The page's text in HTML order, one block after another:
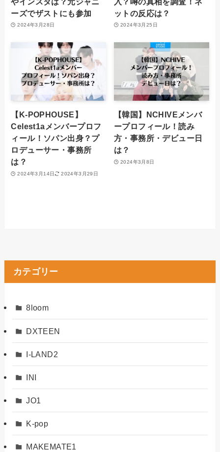
ーズでザストにも参加
2024年3月28日
ットの反応は？
2024年3月25日
【K-POPHOUSE】
Celest1aメンバープロフ
ィール！ソパン出身？プ
ロデューサー・事務所
は？
2024年3月14日 2024年3月29日
【韓国】NCHIVEメンバ
ープロフィール！読み
方・事務所・デビュー日
は？
2024年3月8日
カテゴリー
8loom
DXTEEN
I-LAND2
INI
JO1
K-pop
MAKEMATE1